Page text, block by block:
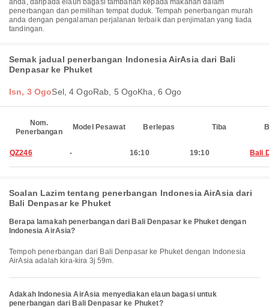
anda, daripada elaun bagasi tambahan kepada makanan dalam
penerbangan dan pemilihan tempat duduk. Tempah penerbangan murah
anda dengan pengalaman perjalanan terbaik dan penjimatan yang tiada
tandingan.
Semak jadual penerbangan Indonesia AirAsia dari Bali
Denpasar ke Phuket
Isn, 3 OgoSel, 4 OgoRab, 5 OgoKha, 6 Ogo
Nom.
Penerbangan
Model Pesawat Berlepas Tiba
QZ246 - 16:10 19:10 Bali
Soalan Lazim tentang penerbangan Indonesia AirAsia dari
Bali Denpasar ke Phuket
Berapa lamakah penerbangan dari Bali Denpasar ke Phuket dengan
Indonesia AirAsia?
Tempoh penerbangan dari Bali Denpasar ke Phuket dengan Indonesia
AirAsia adalah kira-kira 3j 59m.
Adakah Indonesia AirAsia menyediakan elaun bagasi untuk
penerbangan dari Bali Denpasar ke Phuket?